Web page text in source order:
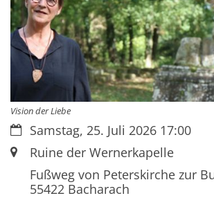
Vision der Liebe
Datum:Samstag, 25. Juli 2026 17:00
Ort:Ruine der Wernerkapelle
Fußweg von Peterskirche zur
55422 Bacharach